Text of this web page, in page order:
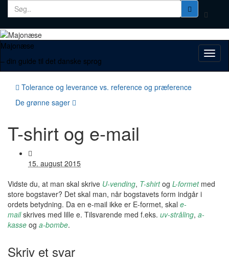
Toggle
Search
for:
Majonæse
– din guide til det danske sprog
Tolerance og leverance vs. reference og præference
De grønne sager
T-shirt og e-mail
15. august 2015
Vidste du, at man skal skrive U-vending, T-shirtog L-formetmed
store bogstaver? Det skal man, når bogstavets form indgår i
ordets betydning. Da en e-mail ikke er E-formet, skal e-
mailskrives med lille e. Tilsvarende med f.eks. uv-stråling, a-
kasse og a-bombe.
Skriv et svar